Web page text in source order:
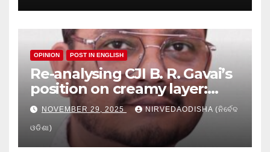
OPINION POST IN ENGLISH
Re-analysing CJI B. R. Gavai’s
position on creamy layer:
Issues and implication
NOVEMBER 29, 2025 NIRVEDAODISHA (ନିର୍ବେଦ
ଓଡିଶା)